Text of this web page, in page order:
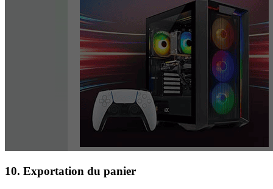
10. Exportation du panier